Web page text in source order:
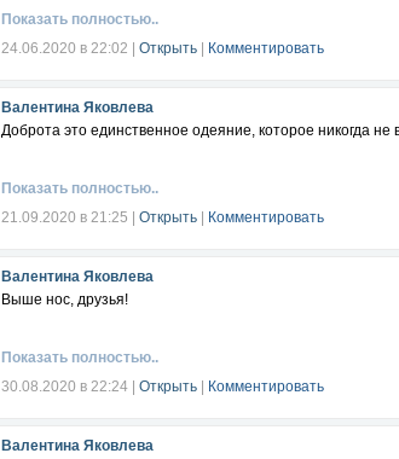
Показать полностью..
24.06.2020 в 22:02
Открыть Комментировать
Валентина Яковлева
Доброта это единственное одеяние, которое никогда не
Показать полностью..
21.09.2020 в 21:25
Открыть Комментировать
Валентина Яковлева
Выше нoс, дpyзья!
Показать полностью..
30.08.2020 в 22:24
Открыть Комментировать
Валентина Яковлева